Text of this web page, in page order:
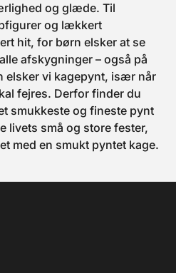
og glæde. Til
og lækkert
hit, for børn elsker at se
afskygninger – også på
elsker vi kagepynt, især når
fejres. Derfor finder du
smukkeste og fineste pynt
livets små og store fester,
med en smukt pyntet kage.